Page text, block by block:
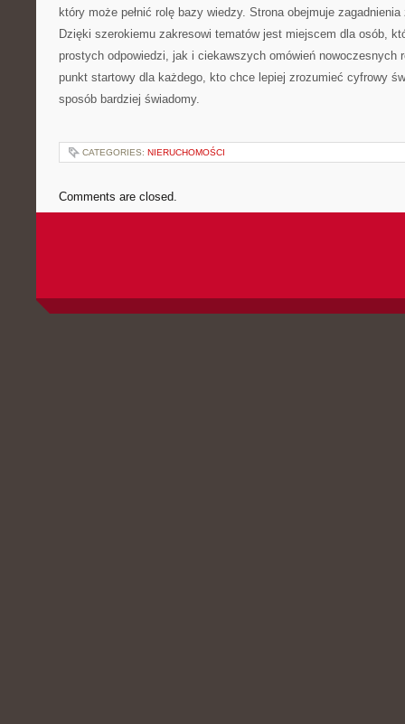
który może pełnić rolę bazy wiedzy. Strona obejmuje
Dzięki szerokiemu zakresowi tematów jest miejscem dla osób,
prostych odpowiedzi, jak i ciekawszych omówień nowoczesnych
punkt startowy dla każdego, kto chce lepiej zrozumieć cyfrowy
sposób bardziej świadomy.
CATEGORIES: NIERUCHOMOŚCI
Comments are closed.